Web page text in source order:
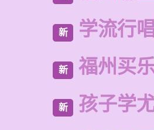
新 学流行
新 福州买
新 孩子学